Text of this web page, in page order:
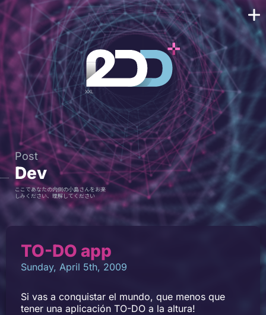
Post
Dev
ここであなたの内側の小島さんをお楽
しみください、理解してください
TO-DO app
Sunday, April 5th, 2009
Si vas a conquistar el mundo, que menos que
tener una aplicación TO-DO a la altura!